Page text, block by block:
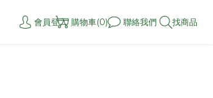
會員登入 購物車(0) 聯絡我們 找商品